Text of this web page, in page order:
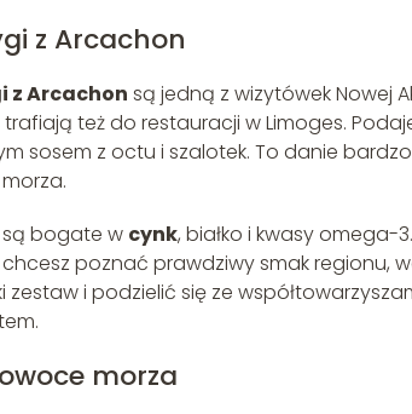
z Arcachon
z Arcachon są jedną z wizytówek Nowej
też do restauracji w Limoges.
sosem z octu i szalotek. To danie
bogate w cynk, białko i kwasy omega-
chcesz poznać prawdziwy smak regionu,
zestaw i podzielić się ze
morza